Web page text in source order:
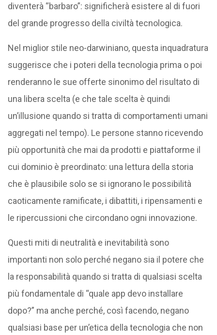
diventerà “barbaro”: significherà esistere al di fuori
del grande progresso della civiltà tecnologica.
Nel miglior stile neo-darwiniano, questa inquadratura
suggerisce che i poteri della tecnologia prima o poi
renderanno le sue offerte sinonimo del risultato di
una libera scelta (e che tale scelta è quindi
un’illusione quando si tratta di comportamenti umani
aggregati nel tempo). Le persone stanno ricevendo
più opportunità che mai da prodotti e piattaforme il
cui dominio è preordinato: una lettura della storia
che è plausibile solo se si ignorano le possibilità
caoticamente ramificate, i dibattiti, i ripensamenti e
le ripercussioni che circondano ogni innovazione.
Questi miti di neutralità e inevitabilità sono
importanti non solo perché negano sia il potere che
la responsabilità quando si tratta di qualsiasi scelta
più fondamentale di “quale app devo installare
dopo?” ma anche perché, così facendo, negano
qualsiasi base per un’etica della tecnologia che non